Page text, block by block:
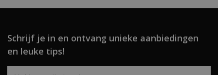
Schrijf je in en ontvang unieke aanbiedingen
en leuke tips!